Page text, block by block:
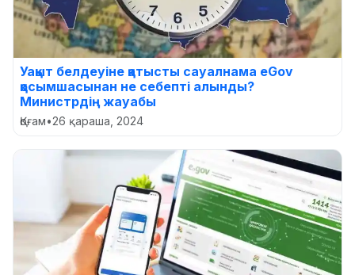
Уақыт белдеуіне қатысты сауалнама eGov
қосымшасынан не себепті алынды?
Министрдің жауабы
Қоғам•26 қараша, 2024